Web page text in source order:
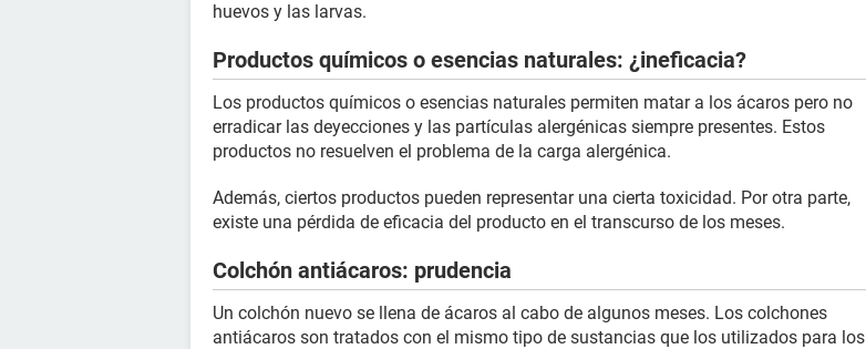
huevos y las larvas.
Productos químicos o esencias naturales: ¿ineficacia?
Los productos químicos o esencias naturales permiten matar a los ácaros pero no
erradicar las deyecciones y las partículas alergénicas siempre presentes. Estos
productos no resuelven el problema de la carga alergénica.
Además, ciertos productos pueden representar una cierta toxicidad. Por otra parte,
existe una pérdida de eficacia del producto en el transcurso de los meses.
Colchón antiácaros: prudencia
Un colchón nuevo se llena de ácaros al cabo de algunos meses. Los colchones
antiácaros son tratados con el mismo tipo de sustancias que los utilizados para los